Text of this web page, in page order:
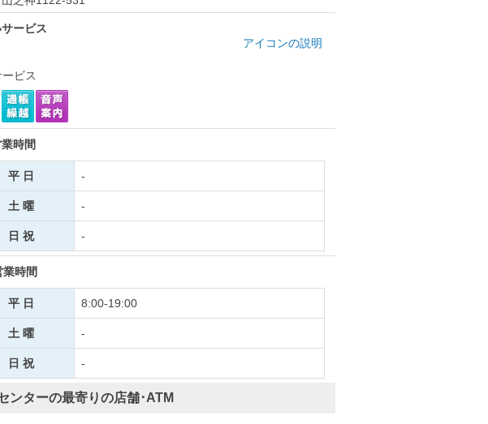
ービス
アイコンの説明
ビス
時間
平 日 -
土 曜 -
日 祝 -
時間
平 日 8:00-19:00
土 曜 -
日 祝 -
ンターの最寄りの店舗･ATM